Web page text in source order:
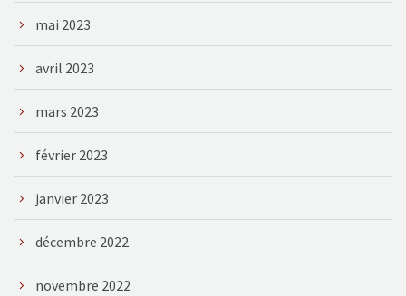
mai 2023
avril 2023
mars 2023
février 2023
janvier 2023
décembre 2022
novembre 2022